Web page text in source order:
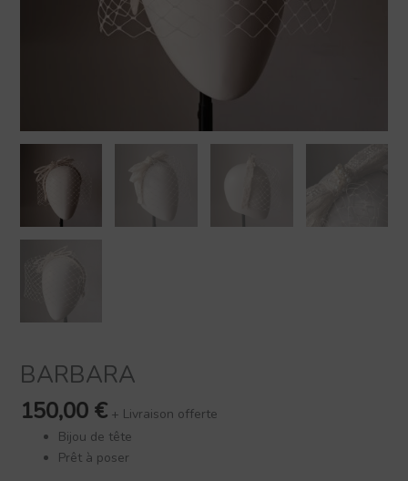
BARBARA
150,00 € + Livraison offerte
Bijou de tête
Prêt à poser